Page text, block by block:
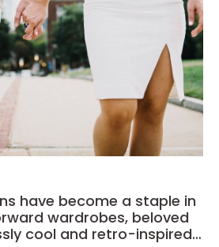
have become a staple in
wardrobes, beloved
cool and retro-inspired